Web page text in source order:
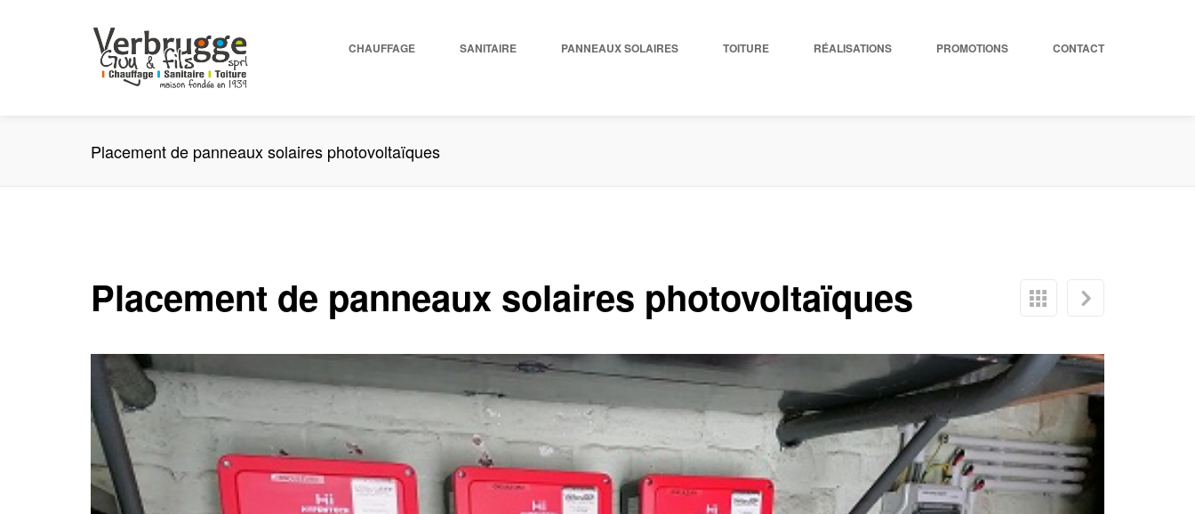
CHAUFFAGE SANITAIRE PANNEAUX SOLAIRES TOITURE RÉALISATIONS PROMOTIONS CONTACT
Placement de panneaux solaires photovoltaïques
Placement de panneaux solaires photovoltaïques